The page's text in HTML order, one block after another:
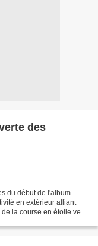
des
du début de l'album
en extérieur alliant
la course en étoile vers